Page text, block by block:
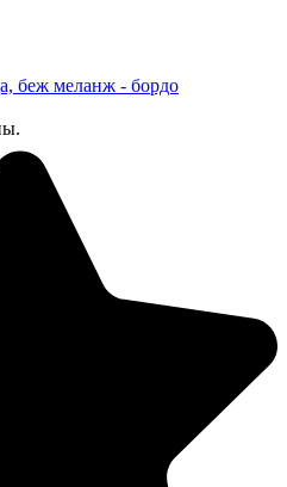
беж меланж - бордо